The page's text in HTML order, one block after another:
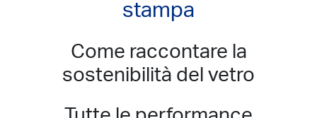
stampa
Come raccontare la
sostenibilità del vetro